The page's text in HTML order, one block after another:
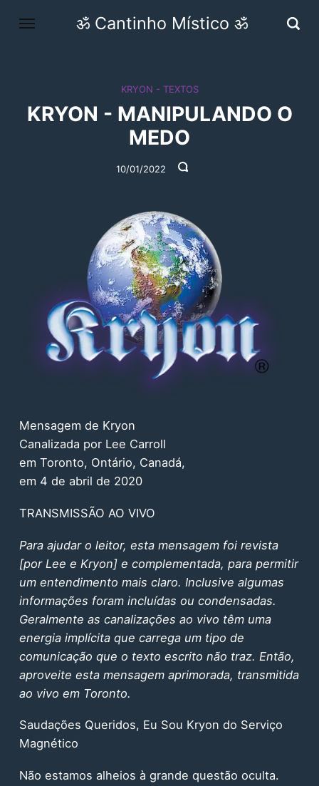
ॐ Cantinho Místico ॐ
KRYON - TEXTOS
KRYON - MANIPULANDO O
MEDO
10/01/2022
Mensagem de Kryon
Canalizada por Lee Carroll
em Toronto, Ontário, Canadá,
em 4 de abril de 2020
TRANSMISSÃO AO VIVO
Para ajudar o leitor, esta mensagem foi revista
[por Lee e Kryon] e complementada, para permitir
um entendimento mais claro. Inclusive algumas
informações foram incluídas ou condensadas.
Geralmente as canalizações ao vivo têm uma
energia implícita que carrega um tipo de
comunicação que o texto escrito não traz. Então,
aproveite esta mensagem aprimorada, transmitida
ao vivo em Toronto.
Saudações Queridos, Eu Sou Kryon do Serviço
Magnético
Não estamos alheios à grande questão oculta.